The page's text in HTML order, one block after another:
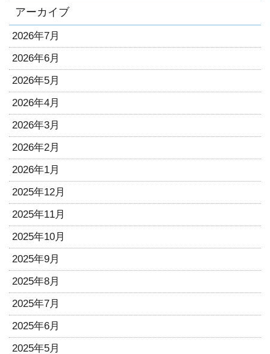
アーカイブ
2026年7月
2026年6月
2026年5月
2026年4月
2026年3月
2026年2月
2026年1月
2025年12月
2025年11月
2025年10月
2025年9月
2025年8月
2025年7月
2025年6月
2025年5月